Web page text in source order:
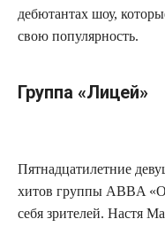
дебютантах шоу,
свою популярность.
Группа «Лицей»
Пятнадцатилетние
хитов группы ABBA
себя зрителей. Настя